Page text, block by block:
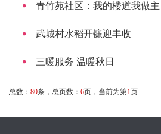
青竹苑社区：我的楼道我做
武城村水稻开镰迎丰收
三暖服务 温暖秋日
总数： 80条，总页数： 6页，当前为第1页